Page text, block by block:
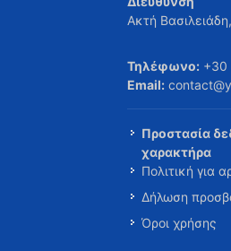
Ακτή
Τηλέφωνο: +30
Email:
Προστασία
χαρακτήρα
Πολιτική για
Δήλωση
Όροι χρήσης